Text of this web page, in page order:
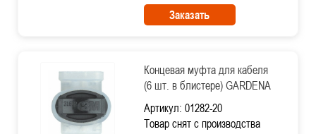
Заказать
Концевая муфта для кабеля
(6 шт. в блистере) GARDENA
Артикул: 01282-20
Товар снят с производства